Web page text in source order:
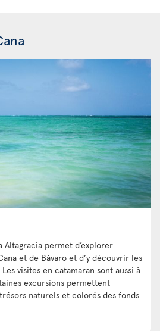
permet d’explorer
et de Bávaro et d’y découvrir les
visites en catamaran sont aussi à
excursions permettent
naturels et colorés des fonds